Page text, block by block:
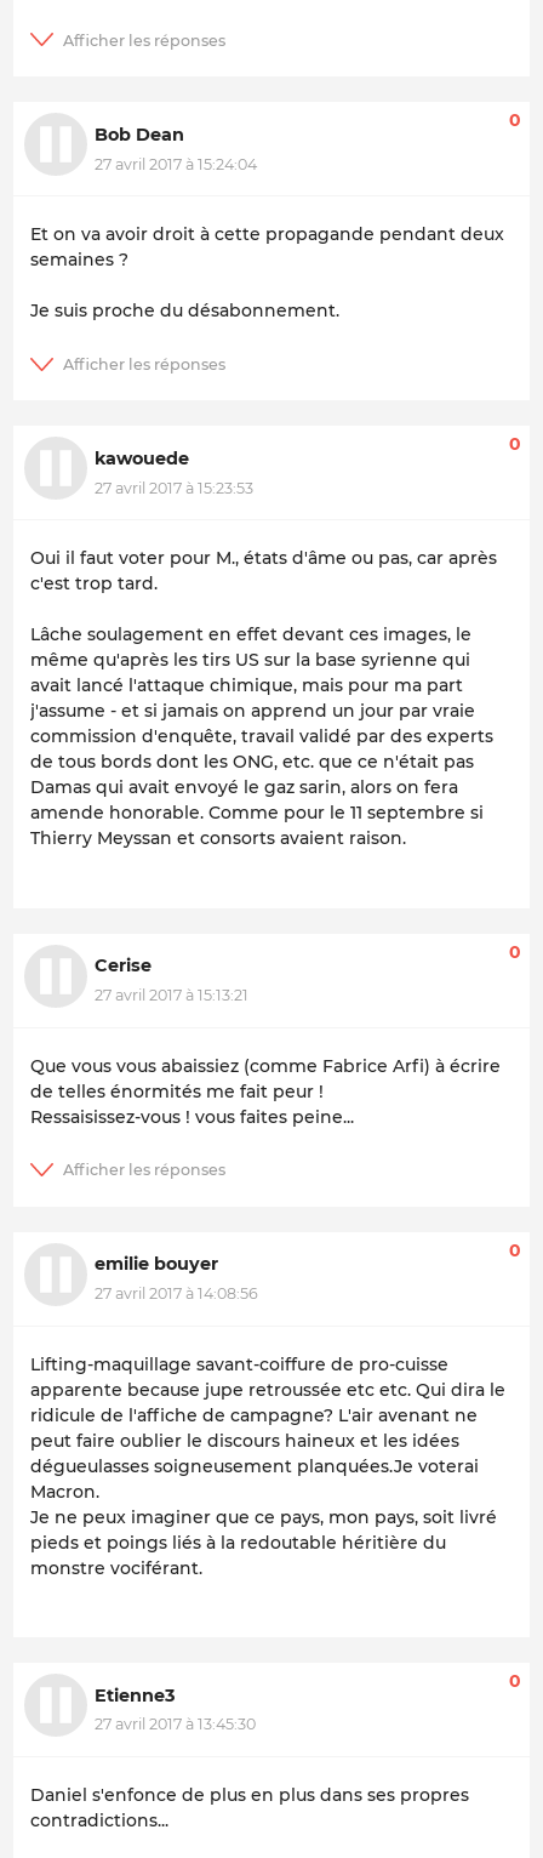
Bob Dean
27 avril 2017 à 15:24:04
0
Et on va avoir droit à cette propagande pendant deux
semaines ?
Je suis proche du désabonnement.
kawouede
27 avril 2017 à 15:23:53
0
Oui il faut voter pour M., états d'âme ou pas, car après
c'est trop tard.
Lâche soulagement en effet devant ces images, le
même qu'après les tirs US sur la base syrienne qui
avait lancé l'attaque chimique, mais pour ma part
j'assume - et si jamais on apprend un jour par vraie
commission d'enquête, travail validé par des experts
de tous bords dont les ONG, etc. que ce n'était pas
Damas qui avait envoyé le gaz sarin, alors on fera
amende honorable. Comme pour le 11 septembre si
Thierry Meyssan et consorts avaient raison.
Cerise
27 avril 2017 à 15:13:21
0
Que vous vous abaissiez (comme Fabrice Arfi) à écrire
de telles énormités me fait peur !
Ressaisissez-vous ! vous faites peine...
emilie bouyer
27 avril 2017 à 14:08:56
0
Lifting-maquillage savant-coiffure de pro-cuisse
apparente because jupe retroussée etc etc. Qui dira le
ridicule de l'affiche de campagne? L'air avenant ne
peut faire oublier le discours haineux et les idées
dégueulasses soigneusement planquées.Je voterai
Macron.
Je ne peux imaginer que ce pays, mon pays, soit livré
pieds et poings liés à la redoutable héritière du
monstre vociférant.
Etienne3
27 avril 2017 à 13:45:30
0
Daniel s'enfonce de plus en plus dans ses propres
contradictions...